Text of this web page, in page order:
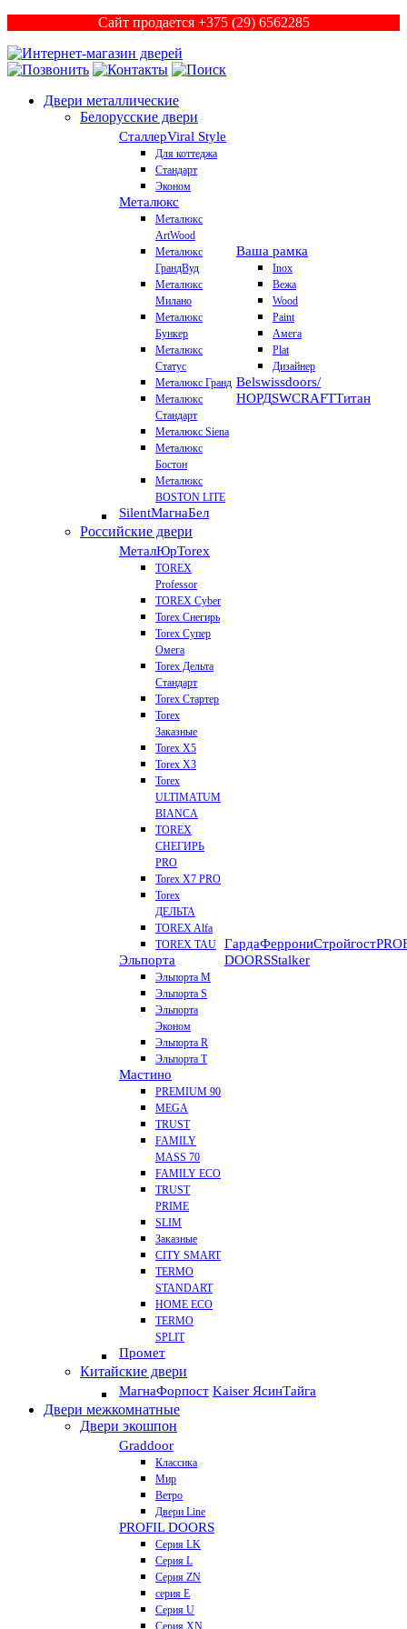
Сайт продается +375 (29) 6562285
Двери металлические
Белорусские двери
СталлерViral Style
Для коттеджа
Стандарт
Эконом
Металюкс
Металюкс
ArtWood
Металюкс
ГрандВуд
Металюкс
Милано
Металюкс
Бункер
Металюкс
Статус
Металюкс Гранд
Металюкс
Стандарт
Металюкс Siena
Металюкс
Бостон
Металюкс
BOSTON LITE
SilentМагнаБел
Ваша рамка
Inox
Вежа
Wood
Paint
Амега
Plat
Дизайнер
Belswissdoors/
НОРДSWCRAFTТитан
Российские двери
МеталЮрTorex
TOREX
Professor
TOREX Cyber
Torex Снегирь
Torex Супер
Омега
Torex Дельта
Стандарт
Torex Стартер
Torex
Заказные
Torex Х5
Torex Х3
Torex
ULTIMATUM
BIANCA
TOREX
СНЕГИРЬ
PRO
Torex X7 PRO
Torex
ДЕЛЬТА
TOREX Alfa
TOREX TAU
Эльпорта
Эльпорта M
Эльпорта S
Эльпорта
Эконом
Эльпорта R
Эльпорта Т
Мастино
PREMIUM 90
MEGA
TRUST
FAMILY
MASS 70
FAMILY ECO
TRUST
PRIME
SLIM
Заказные
CITY SMART
TERMO
STANDART
HOME ECO
ТЕRМО
SPLIT
Промет
ГардаФеррониСтройгост
DOORSStalker
Китайские двери
МагнаФорпост Kaiser ЯсинТайга
Двери межкомнатные
Двери экошпон
Graddoor
Классика
Мир
Ветро
Двери Line
PROFIL DOORS
Серия LK
Серия L
Серия ZN
серия E
Серия U
Серия XN